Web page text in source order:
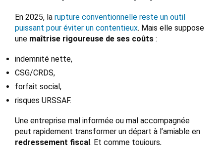
En 2025, la rupture conventionnelle reste un outil
puissant pour éviter un contentieux. Mais elle suppose
une maîtrise rigoureuse de ses coûts :
indemnité nette,
CSG/CRDS,
forfait social,
risques URSSAF.
Une entreprise mal informée ou mal accompagnée
peut rapidement transformer un départ à l’amiable en
redressement fiscal . Et comme toujours,